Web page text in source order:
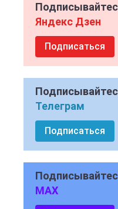
Яндекс Дзен
Подписаться
Телеграм
Подписаться
MAX